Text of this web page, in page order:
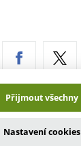
Přijmout všechny
Nastavení cookies